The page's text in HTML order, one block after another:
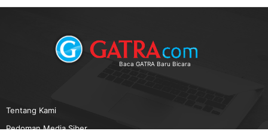
Baca GATRA Baru Bicara
Tentang Kami
Pedoman Media Siber